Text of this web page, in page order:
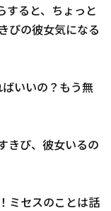
すると、ちょっと
ぴの彼女気になる
いいの？もう無
きぴ、彼女いるの
ミセスのことは話